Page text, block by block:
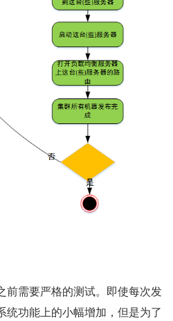
前需要严格的测试。即使每次发
统功能上的小幅增加，但是为了